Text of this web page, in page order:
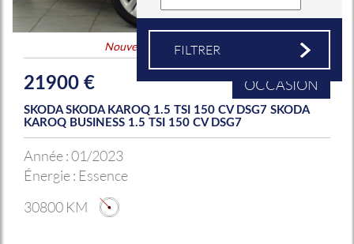
Nouveauté Coup de coeur
21900 € OCCASION
SKODA SKODA KAROQ 1.5 TSI 150 CV DSG7 SKODA
KAROQ BUSINESS 1.5 TSI 150 CV DSG7
Année :01/2023
Énergie : Essence
30800 KM